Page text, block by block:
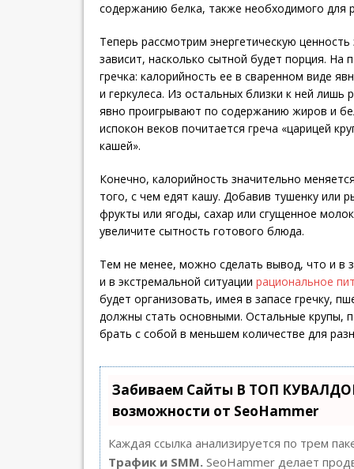
содержанию белка, также необходимого для
Теперь рассмотрим энергетическую
зависит, насколько сытной будет порция. На
гречка: калорийность ее в сваренном виде
и геркулеса. Из остальных близки к ней лишь
явно проигрывают по содержанию жиров и
испокон веков почитается греча «царицей
кашей».
Конечно, калорийность значительно
того, с чем едят кашу. Добавив тушенку или
фрукты или ягоды, сахар или сгущенное
увеличите сытность готового блюда.
Тем не менее, можно сделать вывод, что и в
и в экстремальной ситуации рациональное
будет организовать, имея в запасе гречку,
должны стать основными. Остальные крупы,
брать с собой в меньшем количестве для
Забиваем Сайты В ТОП
возможности от SeoHammer
Каждая ссылка анализируется по трем
Трафик и SMM. SeoHammer делает